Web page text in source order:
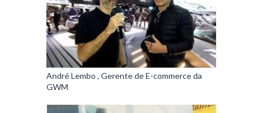
André Lembo , Gerente de E-commerce da
GWM